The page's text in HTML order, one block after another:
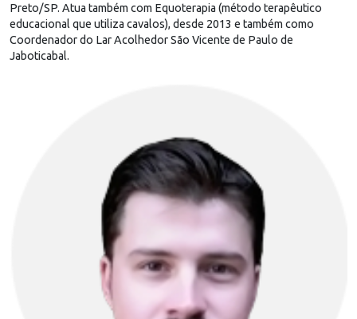
Preto/SP. Atua também com Equoterapia (método terapêutico
educacional que utiliza cavalos), desde 2013 e também como
Coordenador do Lar Acolhedor São Vicente de Paulo de
Jaboticabal.